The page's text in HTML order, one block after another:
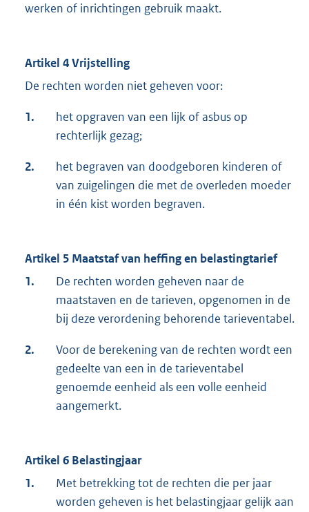
werken of inrichtingen gebruik maakt.
Artikel 4 Vrijstelling
De rechten worden niet geheven voor:
1.
het opgraven van een lijk of asbus op
rechterlijk gezag;
2.
het begraven van doodgeboren kinderen of
van zuigelingen die met de overleden moeder
in één kist worden begraven.
Artikel 5 Maatstaf van heffing en belastingtarief
1.
De rechten worden geheven naar de
maatstaven en de tarieven, opgenomen in de
bij deze verordening behorende tarieventabel.
2.
Voor de berekening van de rechten wordt een
gedeelte van een in de tarieventabel
genoemde eenheid als een volle eenheid
aangemerkt.
Artikel 6 Belastingjaar
1.
Met betrekking tot de rechten die per jaar
worden geheven is het belastingjaar gelijk aan